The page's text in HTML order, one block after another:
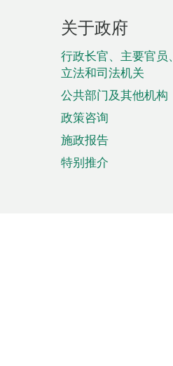
页
脚
菜
单
关于政府
行政长官、主要官员、
立法和司法机关
公共部门及其他机构
政策咨询
施政报告
特别推介